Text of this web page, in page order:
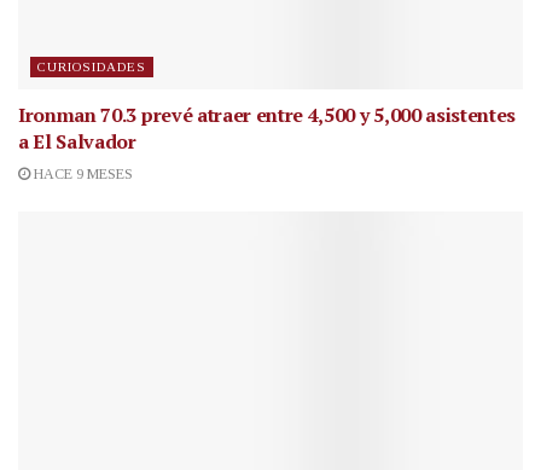
CURIOSIDADES
Ironman 70.3 prevé atraer entre 4,500 y 5,000 asistentes
a El Salvador
HACE 9 MESES